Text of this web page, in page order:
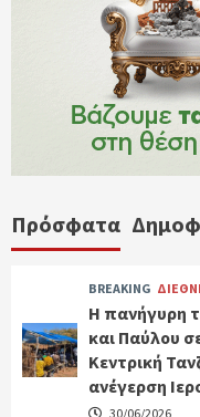
Πρόσφατα
BREAKING
Η πανήγυρη
και Παύλου
Κεντρική
ανέγερση
30/06/2026